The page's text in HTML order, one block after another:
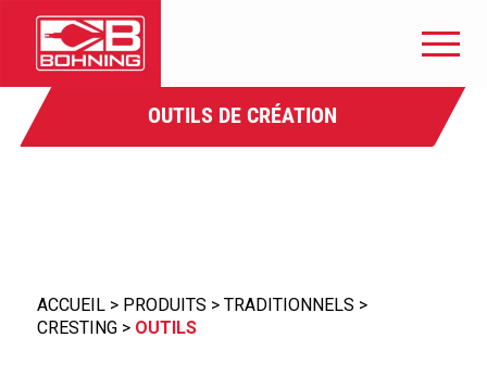
OUTILS DE CRÉATION
ACCUEIL> PRODUITS > TRADITIONNELS >
CRESTING> OUTILS